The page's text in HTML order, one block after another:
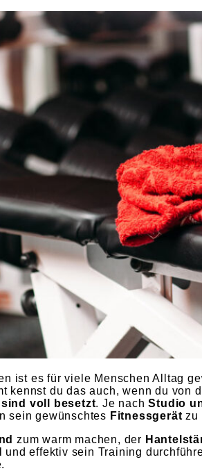
ist es für viele Menschen Alltag
kennst du das auch, wenn du von
sind voll besetzt. Je nachStudio
sein gewünschtes Fitnessgerät zu
zum warm machen, der
und effektiv sein Training